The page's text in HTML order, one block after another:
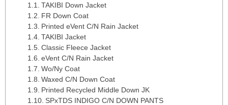
TAKIBI Down Jacket
FR Down Coat
Printed eVent C/N Rain Jacket
TAKIBI Jacket
Classic Fleece Jacket
eVent C/N Rain Jacket
Wo/Ny Coat
Waxed C/N Down Coat
Printed Recycled Middle Down JK
SPxTDS INDIGO C/N DOWN PANTS